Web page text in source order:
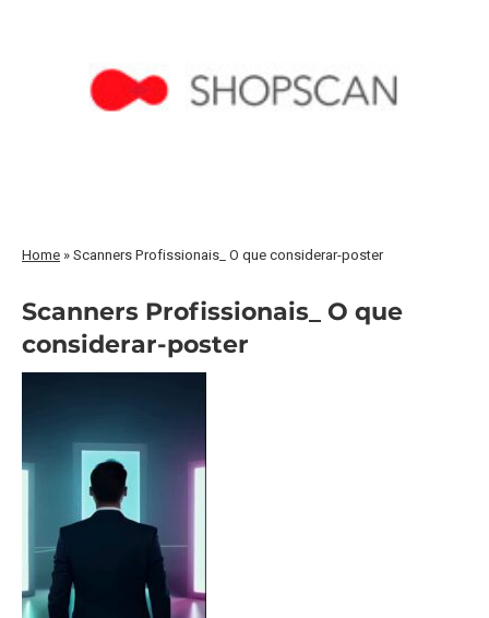
Home »Scanners Profissionais_ O que considerar-poster
Scanners Profissionais_ O que
considerar-poster